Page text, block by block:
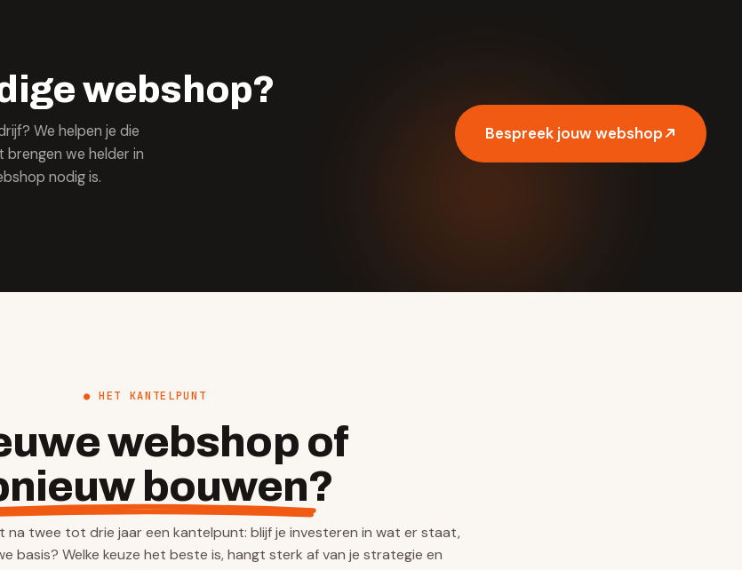
webshop?
We helpen je die
we helder in
nodig is.
Bespreek jouw webshop
● HET KANTELPUNT
webshop of
bouwen?
na twee tot drie jaar een kantelpunt: blijf je investeren in wat er staat,
basis? Welke keuze het beste is, hangt sterk af van je strategie en